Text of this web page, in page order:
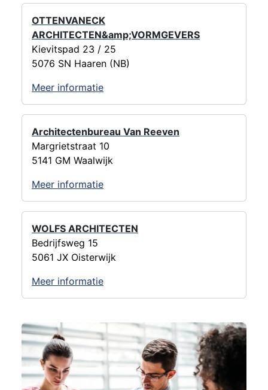
OTTENVANECK
ARCHITECTEN&amp;VORMGEVERS
Kievitspad 23 / 25
5076 SN Haaren (NB)
Meer informatie
Architectenbureau Van Reeven
Margrietstraat 10
5141 GM Waalwijk
Meer informatie
WOLFS ARCHITECTEN
Bedrijfsweg 15
5061 JX Oisterwijk
Meer informatie